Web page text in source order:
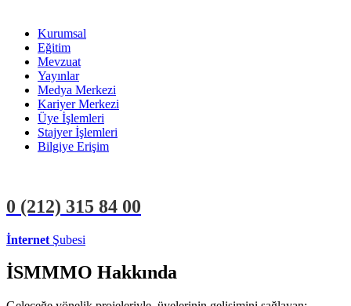
Kurumsal
Eğitim
Mevzuat
Yayınlar
Medya Merkezi
Kariyer Merkezi
Üye İşlemleri
Stajyer İşlemleri
Bilgiye Erişim
0 (212) 315 84 00
İnternet Şubesi
İSMMMO Hakkında